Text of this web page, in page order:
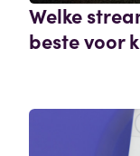
Welke
beste voor